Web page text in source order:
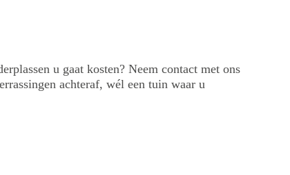
u gaat kosten? Neem contact met ons
achteraf, wél een tuin waar u